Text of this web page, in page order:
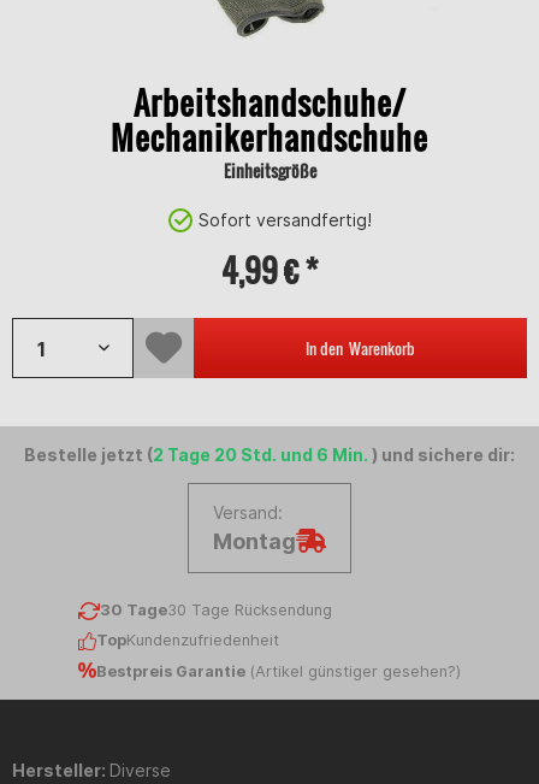
Arbeitshandschuhe/
Mechanikerhandschuhe
Einheitsgröße
Sofort versandfertig!
4,99 € *
In den Warenkorb
Bestelle jetzt (2 Tage 20 Std. und 6 Min. ) und sichere dir:
Versand:
Montag
30 Tage30 Tage Rücksendung
TopKundenzufriedenheit
Bestpreis Garantie (Artikel günstiger gesehen?)
Hersteller: Diverse